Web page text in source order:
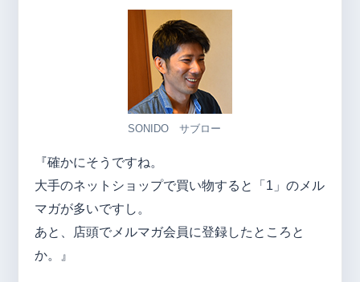
SONIDO サブロー
『確かにそうですね。
大手のネットショップで買い物すると「1」のメル
マガが多いですし。
あと、店頭でメルマガ会員に登録したところと
か。』